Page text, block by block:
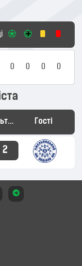
0 0 0 0
Результат Гості
2